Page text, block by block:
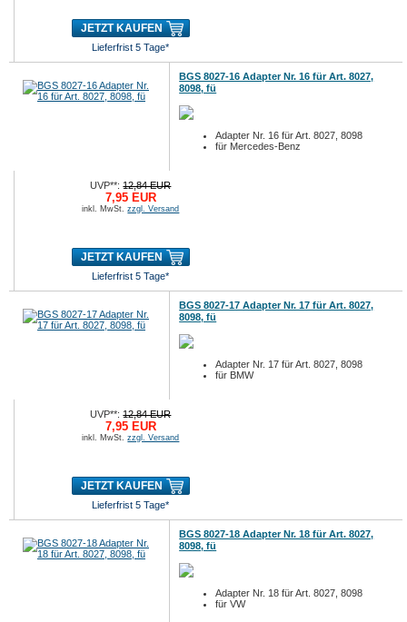
JETZT KAUFEN
Lieferfrist 5 Tage*
BGS 8027-16 Adapter Nr. 16 für Art. 8027,
8098, fü
Adapter Nr. 16 für Art. 8027, 8098
für Mercedes-Benz
UVP**:12,84 EUR
7,95 EUR
inkl. MwSt.zzgl. Versand
JETZT KAUFEN
Lieferfrist 5 Tage*
BGS 8027-17 Adapter Nr. 17 für Art. 8027,
8098, fü
Adapter Nr. 17 für Art. 8027, 8098
für BMW
UVP**:12,84 EUR
7,95 EUR
inkl. MwSt.zzgl. Versand
JETZT KAUFEN
Lieferfrist 5 Tage*
BGS 8027-18 Adapter Nr. 18 für Art. 8027,
8098, fü
Adapter Nr. 18 für Art. 8027, 8098
für VW